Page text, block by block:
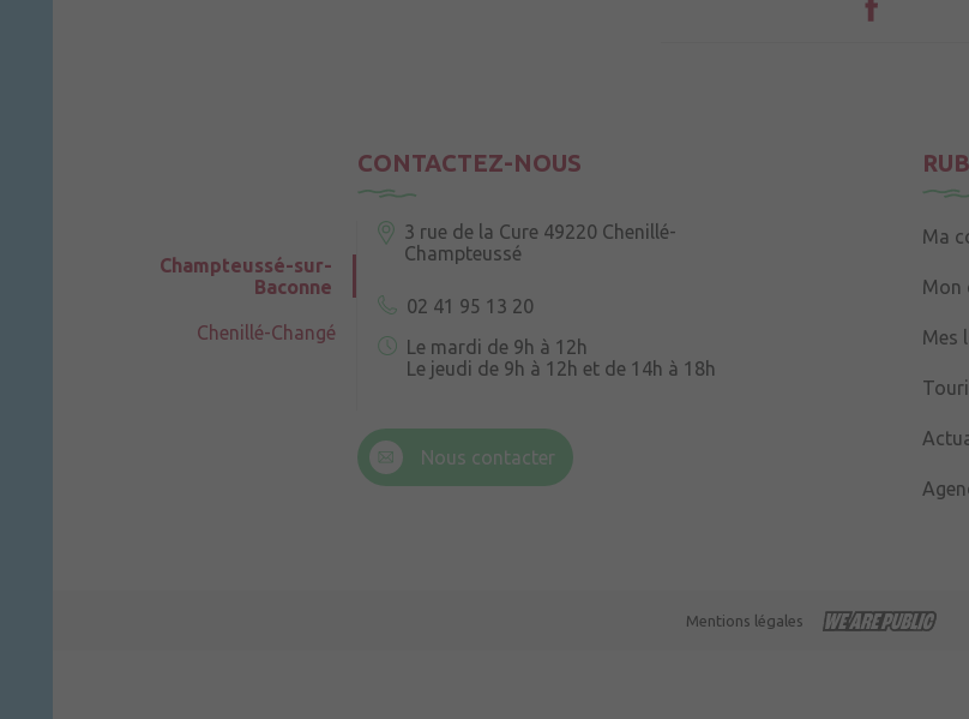
CONTACTEZ-NOUS
Champteussé-sur-
Baconne
Chenillé-Changé
3 rue de la Cure 49220 Chenillé-
Champteussé
02 41 95 13 20
Le mardi de 9h à 12h
Le jeudi de 9h à 12h et de 14h à 18h
Nous contacter
Ma
Mon
Mes
Mentions légales